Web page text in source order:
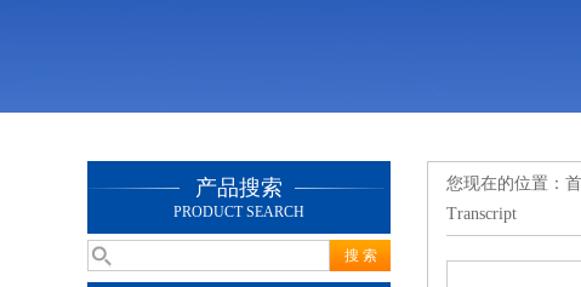
产品搜索
PRODUCT SEARCH
您现在的位置：
Transcript